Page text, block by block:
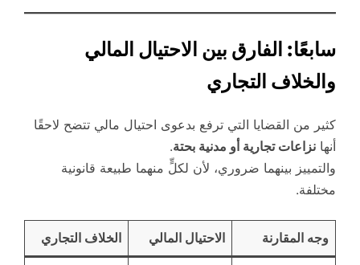
سابعًا: الفارق بين الاحتيال المالي
والخلاف التجاري
كثير من القضايا التي ترفع بدعوى احتيال مالي تتضح لاحقًا
أنها نزاعات تجارية أو مدنية بحتة.
والتمييز بينهما ضروري، لأن لكلٍّ منهما طبيعة قانونية
مختلفة.
وجه المقارنة الاحتيال المالي الخلاف التجاري